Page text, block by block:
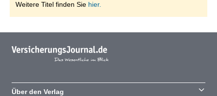
Weitere Titel finden Sie hier.
Über den Verlag